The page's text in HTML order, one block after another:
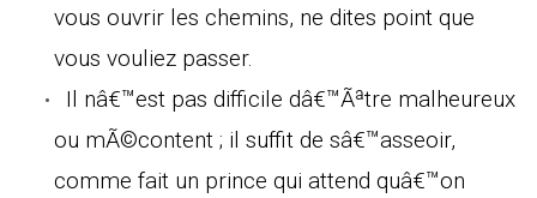
vous ouvrir les chemins, ne dites point que
vous vouliez passer.
Il nâ€™est pas difficile dâ€™Ãªtre malheureux
ou mÃ©content ; il suffit de sâ€™asseoir,
comme fait un prince qui attend quâ€™on